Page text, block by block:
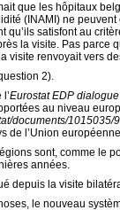
que les hôpitaux
(INAMI) ne
qu’ils satisfont au
la visite. Pas parce
visite renvoyait vers
2).
l’Eurostat EDP
au niveau
documents/
de l’Union
sont, comme le
années.
depuis la visite
le nouveau